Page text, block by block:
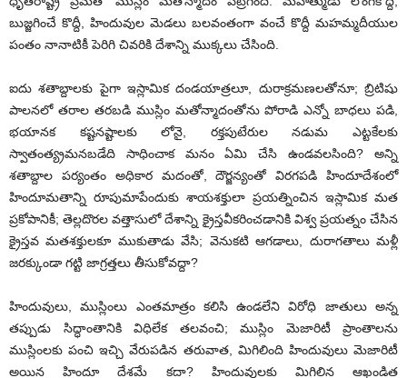
బుజ్జగించే కొద్దీ, హిందువుల మెడలు బలవంతంగా వంచే కొద్దీ మహమ్మదీయుల
పంతం నానాటికీ పెరిగి చివరికి దేశాన్ని ముక్కలు చేసింది.
ఐదు శతాబ్దాలకు పైగా ఇస్లామిక దండయాత్రలూ, దురాక్రమణలతోనూ; బ్రిటిషు
పాలనలో తరాల తరబడి ముస్లిం మతోన్మాదంతోను పోరాడి ఎన్నో బాధలు పడి,
భయానక కష్టనష్టాలకు లోనై, రక్తపుటేరుల నడుమ ఎట్టకేలకు
స్వాతంత్య్రమనబడేది సాధించాక మనం ఏమి చేసి ఉండవలసింది? అన్ని
శతాబ్దాల పర్యంతం అధికార మదంతో, దౌర్జన్యంతో విరగపడి హిందూదేశంలో
హిందూమతాన్ని రూపుమాపేందుకు శాయశక్తులా ప్రయత్నించిన ఇస్లామిక మత
ప్రకోపానికీ; తెల్లదొరల వత్తాసులో దేశాన్ని క్రైస్తవీకరించడానికి విశ్వ ప్రయత్నం చేసిన
క్రైస్తవ మతశక్తులకూ ముకుతాడు వేసి; వెనుకటి ఆగడాలు, దురాగతాలు మళ్లీ
జరక్కుండా గట్టి జాగ్రత్తలు తీసుకోవద్దా?
హిందువులు, ముస్లింలు ఎంతమాత్రం కలిసి ఉండలేని విరోధి జాతులు అన్న
తప్పుడు సిద్ధాంతానికి విధిలేక తలవంచి; ముస్లిం మెజారిటీ ప్రాంతాలను
ముస్లింలకు పంచి ఇచ్చి వేరుపడిన తరువాత, మిగిలింది హిందువులు మెజారిటీ
అయిన హిందూ దేశమే కదా? హిందువులకు మిగిలిన ఆఖండిత